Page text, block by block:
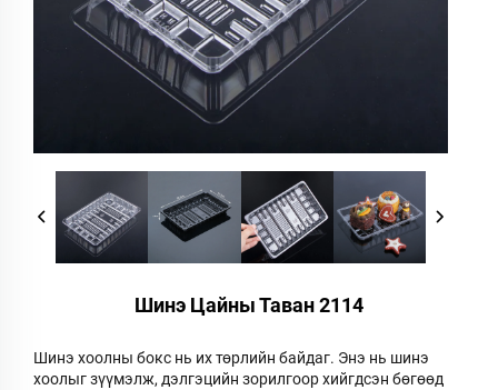
Шинэ Цайны Таван 2114
Шинэ хоолны бокс нь их төрлийн байдаг. Энэ нь шинэ
хоолыг зүүмэлж, дэлгэцийн зорилгоор хийгдсэн бөгөөд